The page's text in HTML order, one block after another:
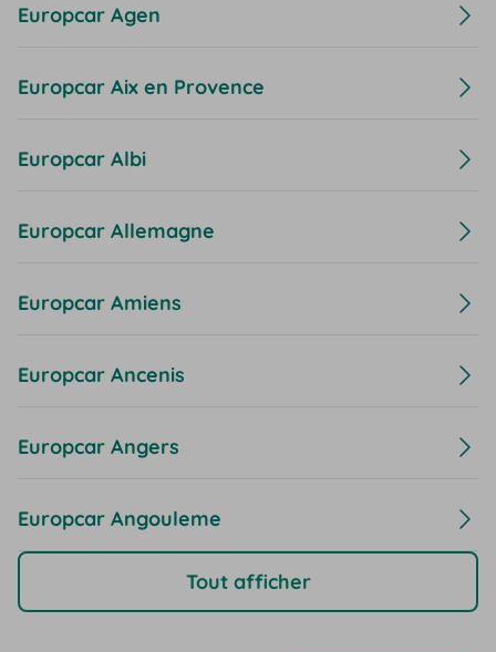
Europcar Agen
Europcar Aix en Provence
Europcar Albi
Europcar Allemagne
Europcar Amiens
Europcar Ancenis
Europcar Angers
Europcar Angouleme
Tout afficher